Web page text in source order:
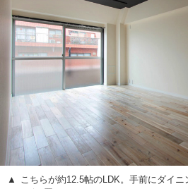
こちらが約12.5帖のLDK。手前にダイ